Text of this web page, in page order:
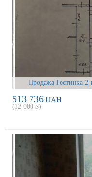
Продажа Гостинка 2-
513 736 UAH
(12 000 $)